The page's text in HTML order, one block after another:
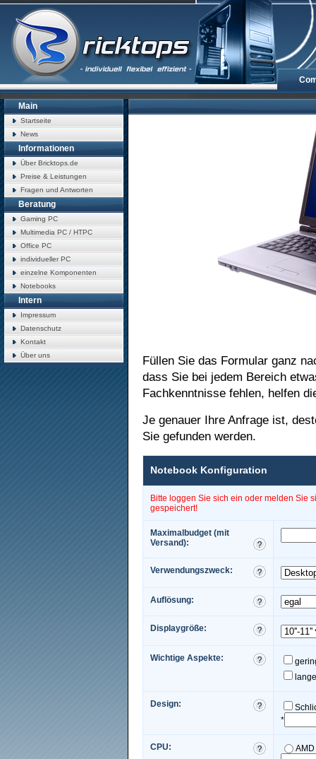
Main
Startseite
News
Informationen
Über Bricktops.de
Preise & Leistungen
Fragen und Antworten
Beratung
Gaming PC
Multimedia PC / HTPC
Office PC
individueller PC
einzelne Komponenten
Notebooks
Intern
Impressum
Datenschutz
Kontakt
Über uns
Füllen Sie das Formular ganz
dass Sie bei jedem Bereich
Fachkenntnisse fehlen, helfen
Je genauer Ihre Anfrage ist,
Sie gefunden werden.
Notebook Konfiguration
Bitte loggen Sie sich ein oder melden Sie
gespeichert!
Maximalbudget (mit
Versand):
Verwendungszweck:
Auflösung:
Displaygröße:
Wichtige Aspekte:
Design:
*
CPU: AMD